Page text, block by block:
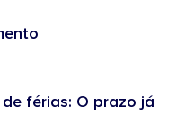
férias: O prazo já